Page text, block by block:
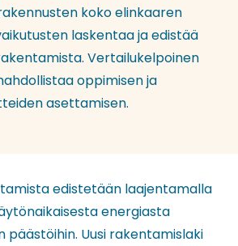
koko elinkaaren
laskentaa ja edistää
Vertailukelpoinen
oppimisen ja
asettamisen.
edistetään laajentamalla
energiasta
päästöihin. Uusi rakentamislaki